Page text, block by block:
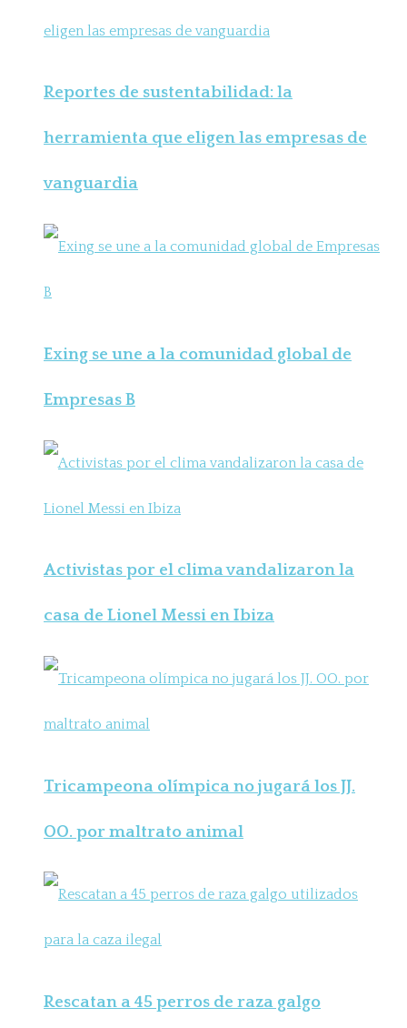
Reportes de sustentabilidad: la
herramienta que eligen las empresas de
vanguardia
Exing se une a la comunidad global de
Empresas B
Activistas por el clima vandalizaron la
casa de Lionel Messi en Ibiza
Tricampeona olímpica no jugará los JJ.
OO. por maltrato animal
Rescatan a 45 perros de raza galgo